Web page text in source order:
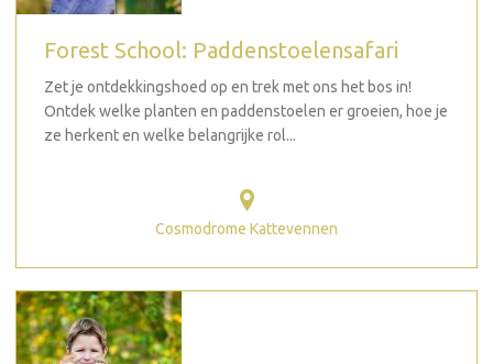
Forest School: Paddenstoelensafari
Zet je ontdekkingshoed op en trek met ons het bos in!
Ontdek welke planten en paddenstoelen er groeien, hoe je
ze herkent en welke belangrijke rol...
Cosmodrome Kattevennen